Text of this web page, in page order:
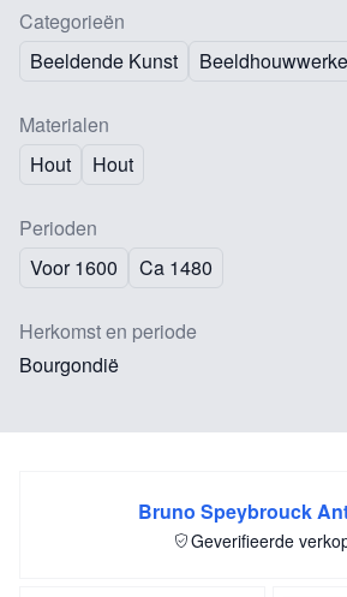
Categorieën
Beeldende Kunst
Materialen
Hout
Hout
Perioden
Voor 1600
Ca 1480
Herkomst en periode
Bourgondië
Bruno Speybrouck
Geverifieerde